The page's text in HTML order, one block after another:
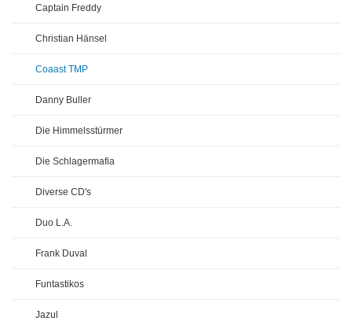
Captain Freddy
Christian Hänsel
Coaast TMP
Danny Buller
Die Himmelsstürmer
Die Schlagermafia
Diverse CD's
Duo L.A.
Frank Duval
Funtastikos
Jazul